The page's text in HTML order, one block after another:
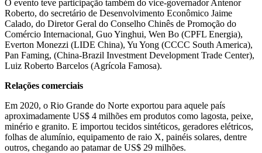
O evento teve participação também do vice-governador Antenor
Roberto, do secretário de Desenvolvimento Econômico Jaime
Calado, do Diretor Geral do Conselho Chinês de Promoção do
Comércio Internacional, Guo Yinghui, Wen Bo (CPFL Energia),
Everton Monezzi (LIDE China), Yu Yong (CCCC South America),
Pan Faming, (China-Brazil Investment Development Trade Center),
Luiz Roberto Barcelos (Agrícola Famosa).
Relações comerciais
Em 2020, o Rio Grande do Norte exportou para aquele país
aproximadamente US$ 4 milhões em produtos como lagosta, peixe,
minério e granito. E importou tecidos sintéticos, geradores elétricos,
folhas de alumínio, equipamento de raio X, painéis solares, dentre
outros, chegando ao patamar de US$ 29 milhões.